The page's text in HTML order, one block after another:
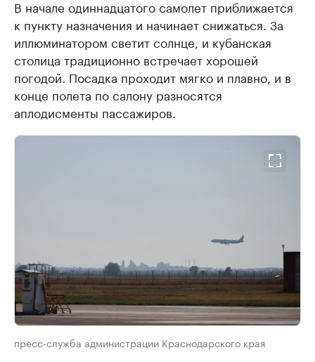
В начале одиннадцатого самолет приближается
к пункту назначения и начинает снижаться. За
иллюминатором светит солнце, и кубанская
столица традиционно встречает хорошей
погодой. Посадка проходит мягко и плавно, и в
конце полета по салону разносятся
аплодисменты пассажиров.
пресс-служба администрации Краснодарского края